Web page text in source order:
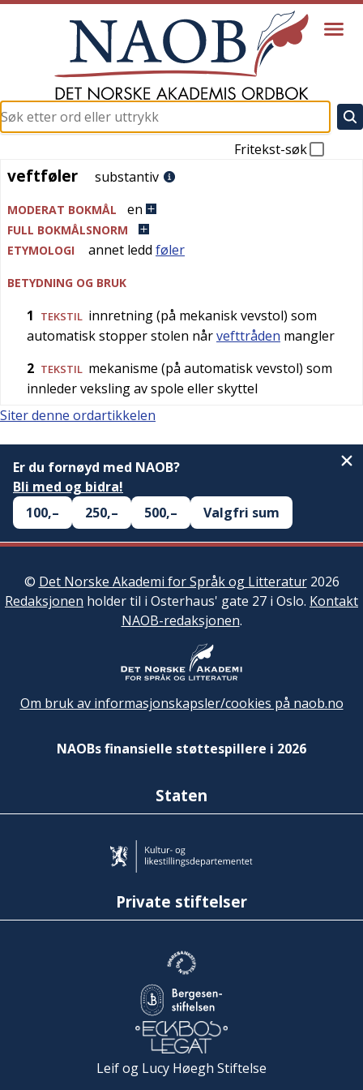
Fritekst-søk
veftføler
veftføler substantiv
MODERAT BOKMÅL en
FULL BOKMÅLSNORM
ETYMOLOGI
annet ledd føler
BETYDNING OG BRUK
1 TEKSTIL innretning (på mekanisk vevstol) som
automatisk stopper stolen nårvefttråden mangler
2 TEKSTIL mekanisme (på automatisk vevstol) som
innleder veksling av spole eller skyttel
Siter denne ordartikkelen
Er du fornøyd med NAOB?
Bli med og bidra!
100,–
250,– 500,– Valgfri sum
© Det Norske Akademi for Språk og Litteratur2026
Redaksjonen holder til i Osterhaus' gate 27 i Oslo. Kontakt
NAOB-redaksjonen.
Om bruk av informasjonskapsler/cookies på naob.no
NAOBs finansielle støttespillere i 2026
Staten
Private stiftelser
Leif og Lucy Høegh Stiftelse